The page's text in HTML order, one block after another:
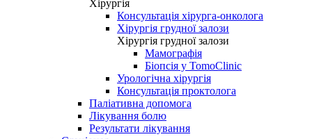
Хірургія
Консультація хірурга-онколога
Хірургія грудної залози
Хірургія грудної залози
Мамографія
Біопсія у TomoClinic
Урологічна хірургія
Консультація проктолога
Паліативна допомога
Лікування болю
Результати лікування